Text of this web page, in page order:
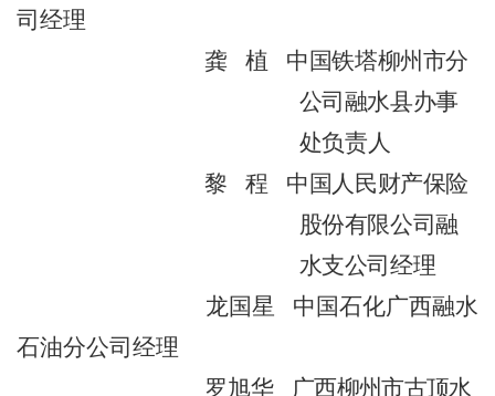
司经理
龚
植
中国铁塔柳州市分
公司融水县办事
处负责人
黎
程
中国人民财产保险
股份有限公司融
水支公司经理
龙国星
中国石化广西融水
石油分公司经理
罗旭华
广西柳州市古顶水